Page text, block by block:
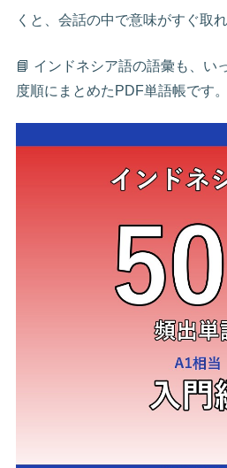
くと、会話の中で意味がすぐ取れ
📘 インドネシア語の語彙も、い
度順にまとめたPDF単語帳です。